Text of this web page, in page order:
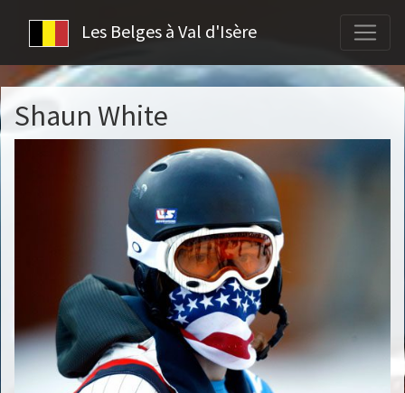
Les Belges à Val d'Isère
Shaun White